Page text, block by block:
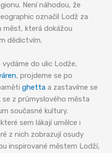
Není náhodou, že
označil Lodž za
měst, která dokážou
dědictvím.
do ulic Lodže,
, projdeme se po
ghetta a zastavíme se
z průmyslového města
současné kultury.
sem lákají umělce i
z nich zobrazují osudy
inspirované městem Lodží,